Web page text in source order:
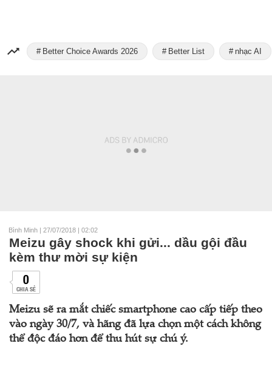
Better Choice Awards 2026 Better List nhạc AI
Bình Minh | 27/07/2018 | 02:02
Meizu gây shock khi gửi... dầu gội đầu
kèm thư mời sự kiện
0
CHIA SẺ
Meizu sẽ ra mắt chiếc smartphone cao cấp tiếp theo
vào ngày 30/7, và hãng đã lựa chọn một cách không
thể độc đáo hơn để thu hút sự chú ý.